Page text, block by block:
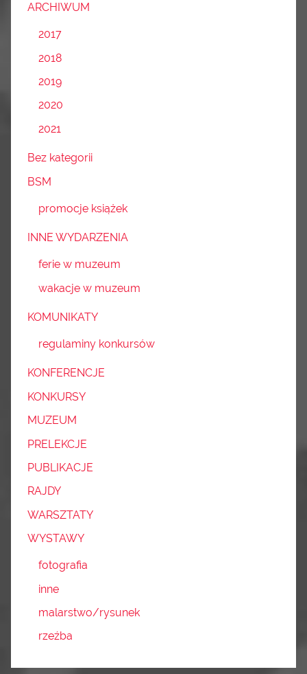
ARCHIWUM
2017
2018
2019
2020
2021
Bez kategorii
BSM
promocje książek
INNE WYDARZENIA
ferie w muzeum
wakacje w muzeum
KOMUNIKATY
regulaminy konkursów
KONFERENCJE
KONKURSY
MUZEUM
PRELEKCJE
PUBLIKACJE
RAJDY
WARSZTATY
WYSTAWY
fotografia
inne
malarstwo/rysunek
rzeźba